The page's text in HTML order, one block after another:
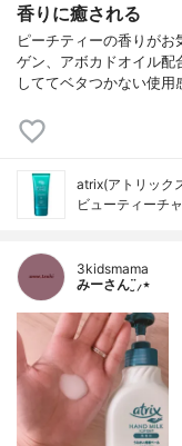
香りに癒される
ピーチティーの香りが
ゲン、アボカドオイル配
しててベタつかない使
atrix(アトリック
ビューティーチ
3kidsmama
みーさん¨̮⸝⋆